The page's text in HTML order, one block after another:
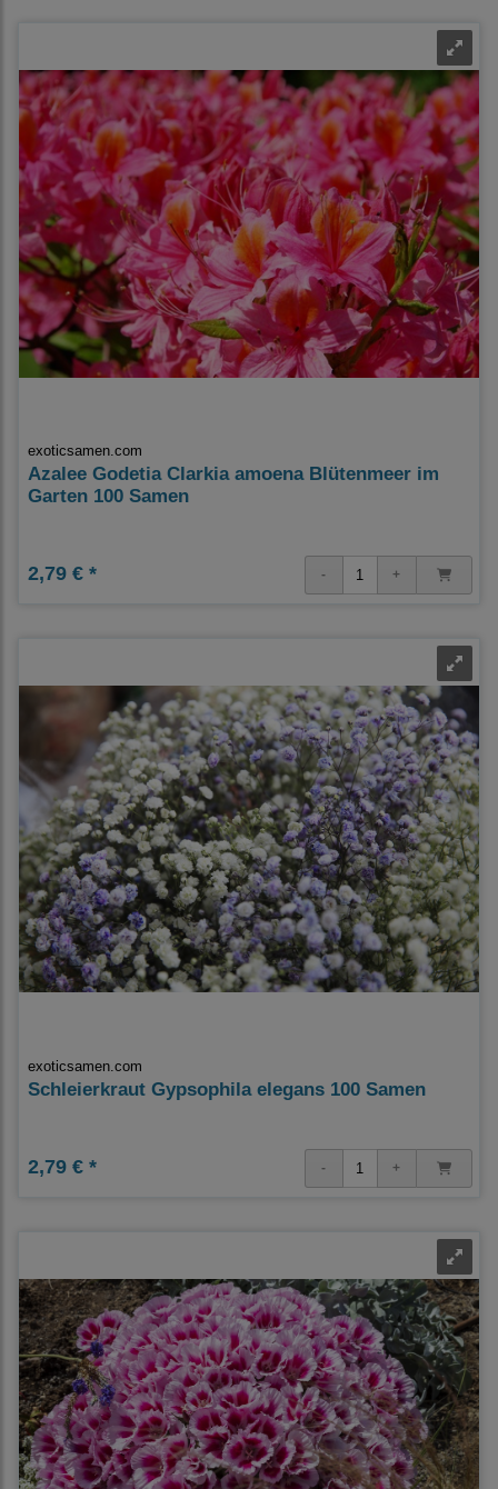
exoticsamen.com
Azalee Godetia Clarkia amoena Blütenmeer im
Garten 100 Samen
2,79 € *
exoticsamen.com
Schleierkraut Gypsophila elegans 100 Samen
2,79 € *